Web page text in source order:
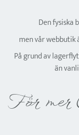
Den fysiska
men vår webbutik
På grund av
än
För